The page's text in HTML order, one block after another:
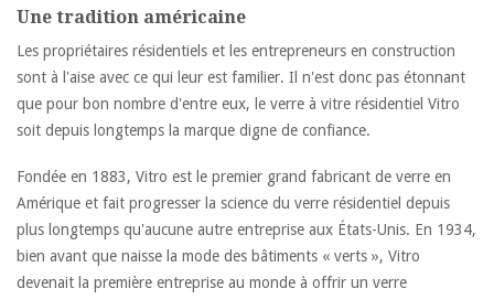
Une tradition américaine
Les propriétaires résidentiels et les entrepreneurs en construction
sont à l'aise avec ce qui leur est familier. Il n'est donc pas étonnant
que pour bon nombre d'entre eux, le verre à vitre résidentiel Vitro
soit depuis longtemps la marque digne de confiance.
Fondée en 1883, Vitro est le premier grand fabricant de verre en
Amérique et fait progresser la science du verre résidentiel depuis
plus longtemps qu'aucune autre entreprise aux États-Unis. En 1934,
bien avant que naisse la mode des bâtiments « verts », Vitro
devenait la première entreprise au monde à offrir un verre